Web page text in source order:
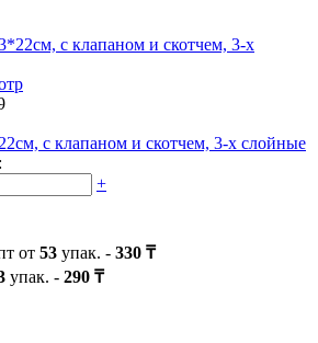
с клапаном и скотчем, 3-х слойные
+
от 53 упак. - 330 ₸
упак. - 290 ₸